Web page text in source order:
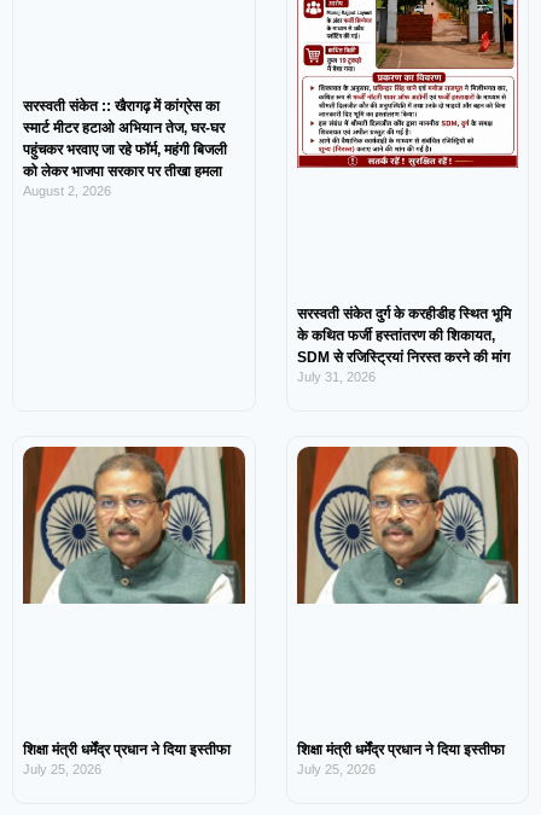
सरस्वती संकेत :: खैरागढ़ में कांग्रेस का
स्मार्ट मीटर हटाओ अभियान तेज, घर-घर
पहुंचकर भरवाए जा रहे फॉर्म, महंगी बिजली
को लेकर भाजपा सरकार पर तीखा हमला
August 2, 2026
सरस्वती संकेत दुर्ग के करहीडीह स्थित भूमि
के कथित फर्जी हस्तांतरण की शिकायत,
SDM से रजिस्ट्रियां निरस्त करने की मांग
July 31, 2026
शिक्षा मंत्री धर्मेंद्र प्रधान ने दिया इस्तीफा
July 25, 2026
शिक्षा मंत्री धर्मेंद्र प्रधान ने दिया इस्तीफा
July 25, 2026